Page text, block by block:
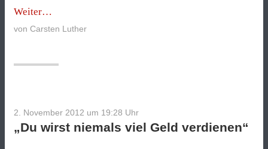
Weiter„Romneys
wäre
von Carsten Luther
2. November 2012 um 19:28 Uhr
„Du wirst niemals viel Geld verdienen“